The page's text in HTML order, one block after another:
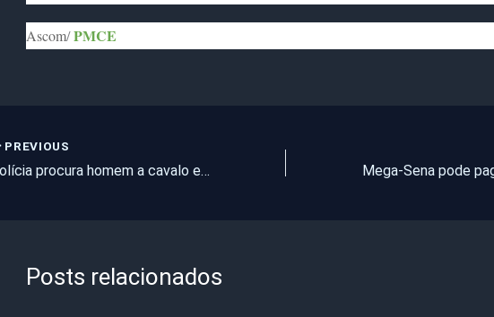
Ascom/PMCE
PREVIOUS
Polícia procura homem a cavalo e armado com facão que assalta mulheres no Ceará
Posts relacionados